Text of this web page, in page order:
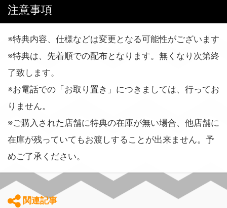
注意事項
※特典内容、仕様などは変更となる可能性がございます
※特典は、先着順での配布となります。無くなり次第終
了致します。
※お電話での「お取り置き」につきましては、行ってお
りません。
※ご購入された店舗に特典の在庫が無い場合、他店舗に
在庫が残っていてもお渡しすることが出来ません。予
めご了承ください。
関連記事